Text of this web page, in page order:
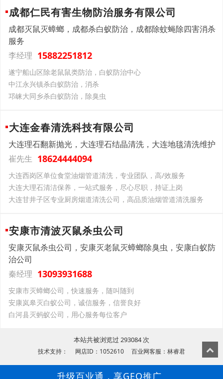
成都仁民有害生物防治服务有限公司
成都灭鼠灭蟑螂，成都杀白蚁防治，成都除蚊蝇除四害消杀
服务
李经理 15882251812
遂宁船山区除老鼠鼠类防治，白蚁防治中心
中江永兴镇杀白蚁防治，消杀
邛崃大同乡杀白蚁防治，除臭虫
大连金春清洗科技有限公司
大连理石翻新抛光，大连理石结晶清洗，大连地毯清洗维护
崔先生 18624444094
大连西岗区单位食堂油烟管道清洗，专业团队，高/效服务
大连大理石清洁保养，一站式服务，尽心尽职，持证上岗
大连甘井子区专业厨房烟道清洗公司，高品质油烟管道清洗服务
安康市清波灭鼠杀虫公司
安康灭鼠杀虫公司，安康灭老鼠灭蟑螂除臭虫，安康白蚁防
治公司
秦经理 13093931688
安康市灭蟑螂公司，快速服务，随叫随到
安康岚皋灭白蚁公司，诚信服务，信誉良好
白河县灭蚂蚁公司，用心服务每位客户
本站共被浏览过 293084 次
技术支持： 网店ID：1052610 百业网客服：林睿君
升级百业通，享GEO推广